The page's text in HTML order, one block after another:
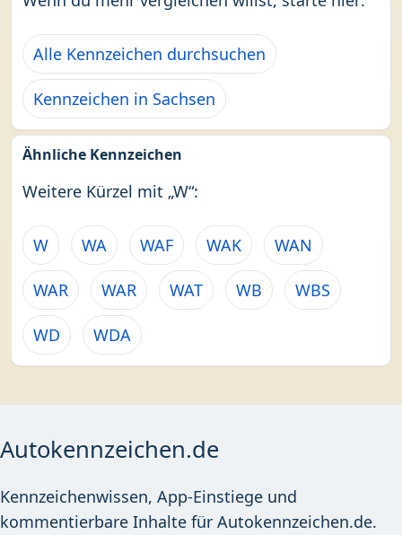
Alle Kennzeichen durchsuchen
Kennzeichen in Sachsen
Ähnliche Kennzeichen
Weitere Kürzel mit „W“:
W WA WAF WAK WAN
WAR WAR WAT WB WBS
WD WDA
Autokennzeichen.de
Kennzeichenwissen, App-Einstiege und
kommentierbare Inhalte für Autokennzeichen.de.